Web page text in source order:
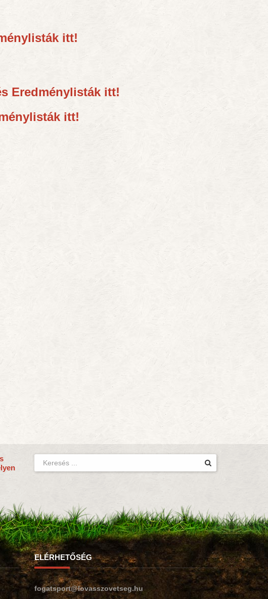
itt!
Eredménylisták itt!
itt!
ELÉRHETŐSÉG
fogatsport@lovasszovetseg.hu